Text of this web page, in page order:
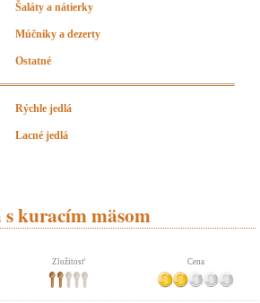
Šaláty a nátierky
Múčniky a dezerty
Ostatné
Rýchle jedlá
Lacné jedlá
kuracím mäsom
Zložitosť Cena